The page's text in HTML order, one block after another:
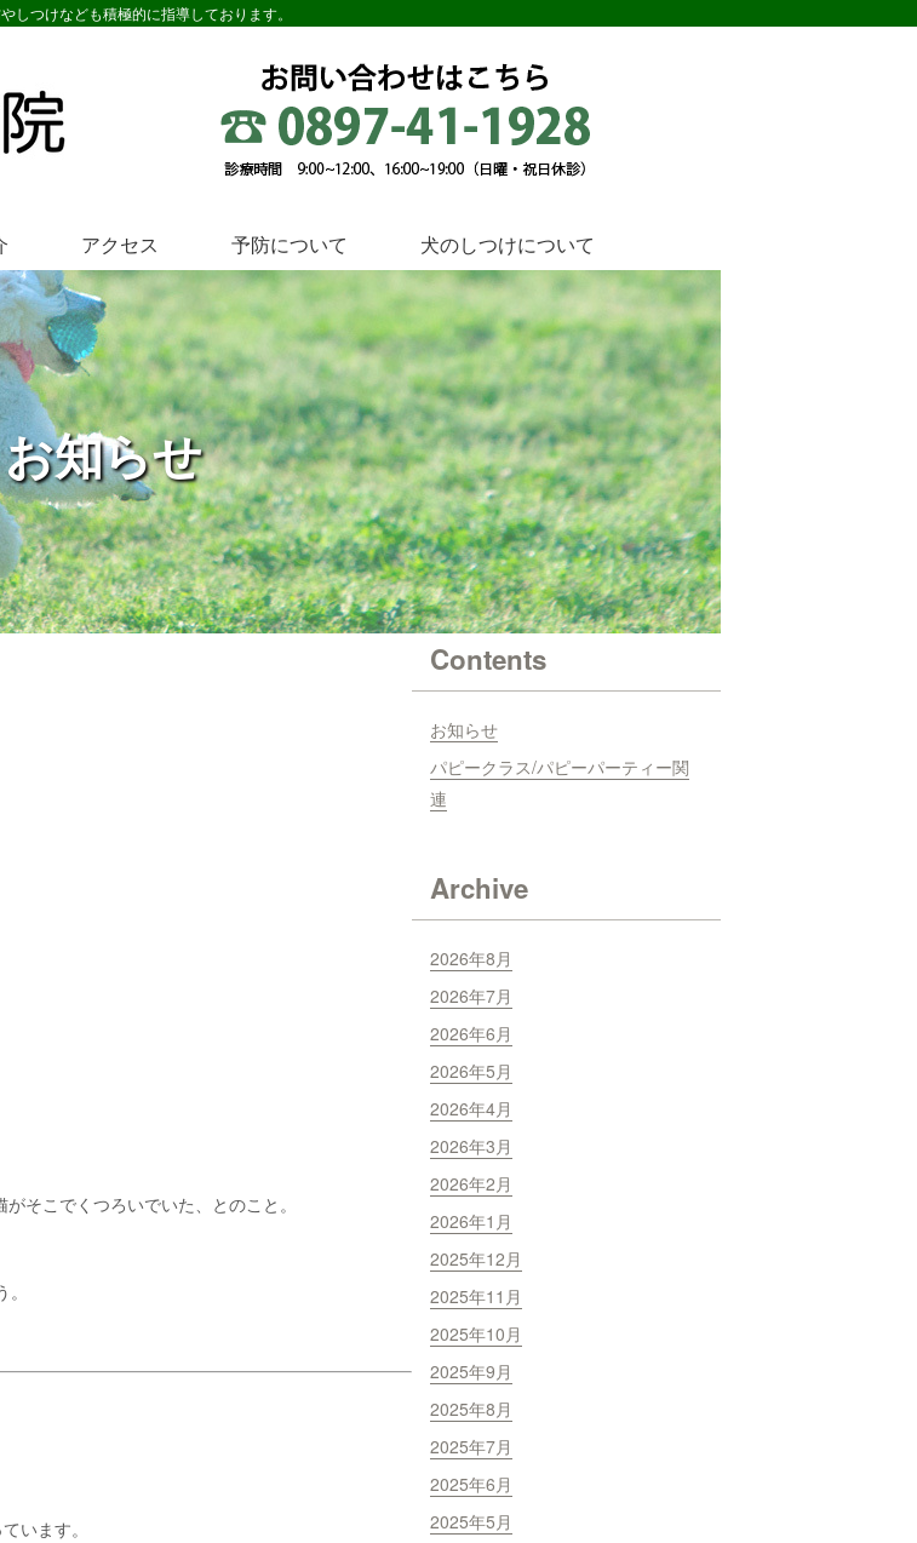
つけなども積極的に指導しております。
アクセス 予防について 犬のしつけについて
お知らせ
そこでくつろいでいた、とのこと。
います。
Contents
お知らせ
パピークラス/パピーパーティー関
連
Archive
2026年8月
2026年7月
2026年6月
2026年5月
2026年4月
2026年3月
2026年2月
2026年1月
2025年12月
2025年11月
2025年10月
2025年9月
2025年8月
2025年7月
2025年6月
2025年5月